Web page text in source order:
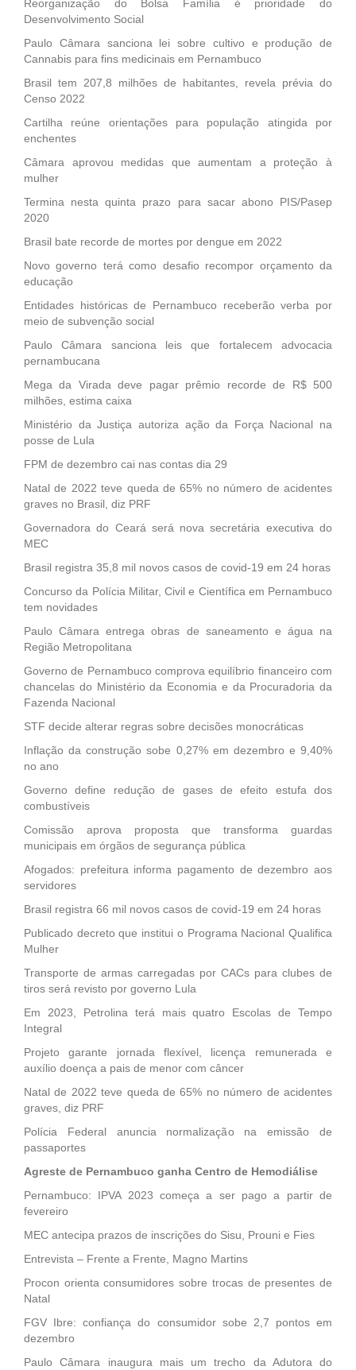
Reorganização do Bolsa Família é prioridade do
Desenvolvimento Social
Paulo Câmara sanciona lei sobre cultivo e produção de
Cannabis para fins medicinais em Pernambuco
Brasil tem 207,8 milhões de habitantes, revela prévia do
Censo 2022
Cartilha reúne orientações para população atingida por
enchentes
Câmara aprovou medidas que aumentam a proteção à
mulher
Termina nesta quinta prazo para sacar abono PIS/Pasep
2020
Brasil bate recorde de mortes por dengue em 2022
Novo governo terá como desafio recompor orçamento da
educação
Entidades históricas de Pernambuco receberão verba por
meio de subvenção social
Paulo Câmara sanciona leis que fortalecem advocacia
pernambucana
Mega da Virada deve pagar prêmio recorde de R$ 500
milhões, estima caixa
Ministério da Justiça autoriza ação da Força Nacional na
posse de Lula
FPM de dezembro cai nas contas dia 29
Natal de 2022 teve queda de 65% no número de acidentes
graves no Brasil, diz PRF
Governadora do Ceará será nova secretária executiva do
MEC
Brasil registra 35,8 mil novos casos de covid-19 em 24 horas
Concurso da Polícia Militar, Civil e Científica em Pernambuco
tem novidades
Paulo Câmara entrega obras de saneamento e água na
Região Metropolitana
Governo de Pernambuco comprova equilíbrio financeiro com
chancelas do Ministério da Economia e da Procuradoria da
Fazenda Nacional
STF decide alterar regras sobre decisões monocráticas
Inflação da construção sobe 0,27% em dezembro e 9,40%
no ano
Governo define redução de gases de efeito estufa dos
combustíveis
Comissão aprova proposta que transforma guardas
municipais em órgãos de segurança pública
Afogados: prefeitura informa pagamento de dezembro aos
servidores
Brasil registra 66 mil novos casos de covid-19 em 24 horas
Publicado decreto que institui o Programa Nacional Qualifica
Mulher
Transporte de armas carregadas por CACs para clubes de
tiros será revisto por governo Lula
Em 2023, Petrolina terá mais quatro Escolas de Tempo
Integral
Projeto garante jornada flexível, licença remunerada e
auxílio doença a pais de menor com câncer
Natal de 2022 teve queda de 65% no número de acidentes
graves, diz PRF
Polícia Federal anuncia normalização na emissão de
passaportes
Agreste de Pernambuco ganha Centro de Hemodiálise
Pernambuco: IPVA 2023 começa a ser pago a partir de
fevereiro
MEC antecipa prazos de inscrições do Sisu, Prouni e Fies
Entrevista – Frente a Frente, Magno Martins
Procon orienta consumidores sobre trocas de presentes de
Natal
FGV Ibre: confiança do consumidor sobe 2,7 pontos em
dezembro
Paulo Câmara inaugura mais um trecho da Adutora do